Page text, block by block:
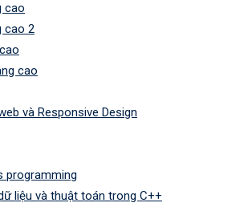
cao
cao 2
cao
và Responsive Design
programming
liệu và thuật toán trong C++